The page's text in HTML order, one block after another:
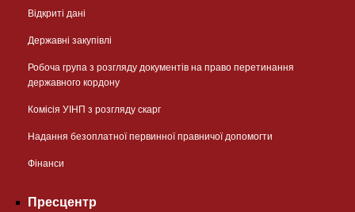
Відкриті дані
Державні закупівлі
Робоча група з розгляду документів на право перетинання
державного кордону
Комісія УІНП з розгляду скарг
Надання безоплатної первинної правничої допомогти
Фінанси
Пресцентр